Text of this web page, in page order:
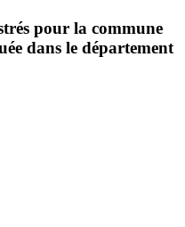
pour la commune
dans le département